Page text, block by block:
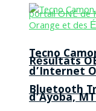
Résultats
d’Ayoba,
Tecno
d’Internet
Bluetooth